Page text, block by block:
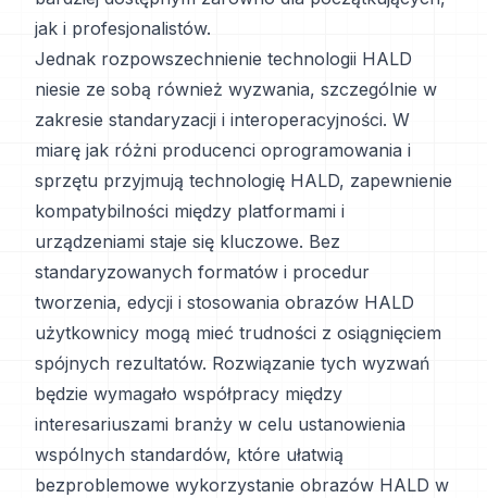
jak i profesjonalistów.
Jednak rozpowszechnienie technologii HALD
niesie ze sobą również wyzwania, szczególnie w
zakresie standaryzacji i interoperacyjności. W
miarę jak różni producenci oprogramowania i
sprzętu przyjmują technologię HALD, zapewnienie
kompatybilności między platformami i
urządzeniami staje się kluczowe. Bez
standaryzowanych formatów i procedur
tworzenia, edycji i stosowania obrazów HALD
użytkownicy mogą mieć trudności z osiągnięciem
spójnych rezultatów. Rozwiązanie tych wyzwań
będzie wymagało współpracy między
interesariuszami branży w celu ustanowienia
wspólnych standardów, które ułatwią
bezproblemowe wykorzystanie obrazów HALD w